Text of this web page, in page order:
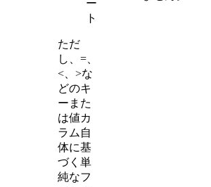
ー
ト
ただ
し、=、
<、>な
どのキ
ーまた
は値カ
ラム自
体に基
づく単
純なフ